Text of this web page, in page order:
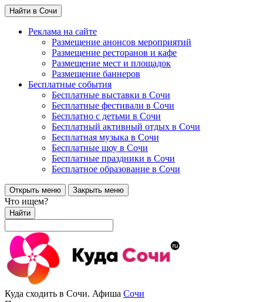
Найти в Сочи
Реклама на сайте
Размещение анонсов мероприятий
Размещение ресторанов и кафе
Размещение мест и площадок
Размещение баннеров
Бесплатные события
Бесплатные выставки в Сочи
Бесплатные фестивали в Сочи
Бесплатно с детьми в Сочи
Бесплатный активный отдых в Сочи
Бесплатная музыка в Сочи
Бесплатные шоу в Сочи
Бесплатные праздники в Сочи
Бесплатное образование в Сочи
Открыть меню Закрыть меню
Что ищем?
Найти
Куда сходить в Сочи. Афиша Сочи